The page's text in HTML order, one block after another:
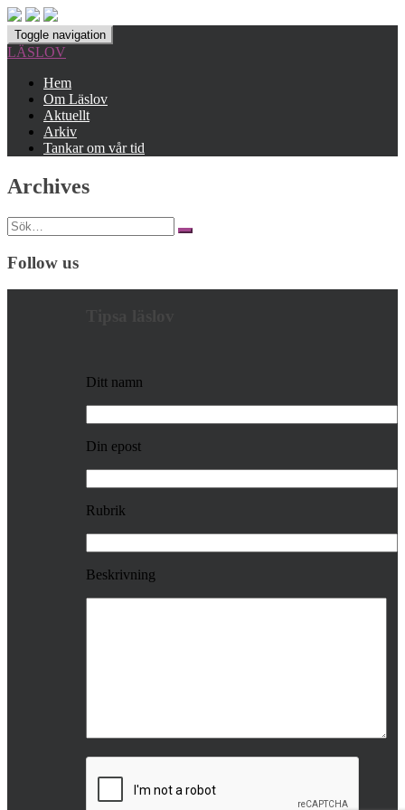
Toggle navigation
LÄSLOV
Hem
Om Läslov
Aktuellt
Arkiv
Tankar om vår tid
Archives
Search
for:
Follow us
Ditt namn
Din epost
Rubrik
Beskrivning